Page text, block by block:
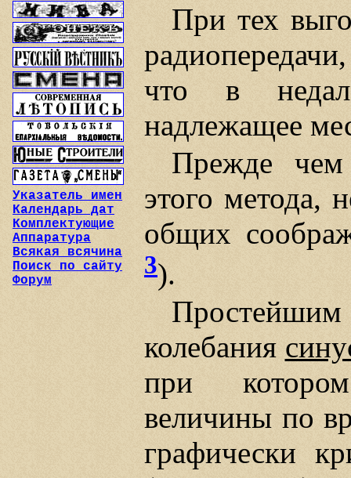
Указатель имен
Календарь дат
Комплектующие
Аппаратура
Всякая всячина
Поиск по сайту
Форум
При тех
что в
надлежащее
Прежде чем
этого метода,
общих
3).
колебания
при
величины по
графически